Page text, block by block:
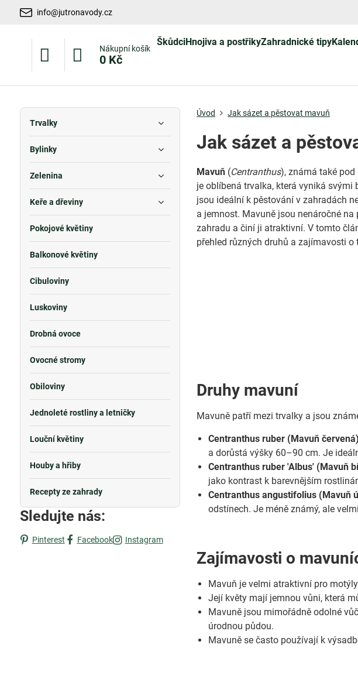
info@jutronavody.cz
Nákupní košík
0 Kč
ŠkůdciHnojiva a postřikyZahradnické tipy
Úvod Jak sázet a pěstovat mavuň
Jak sázet a
Mavuň (Centranthus), známá také pod
je oblíbená trvalka, která vyniká
jsou ideální k pěstování v zahradách
a jemnost. Mavuně jsou nenáročné
zahradu a činí ji atraktivní. V tomto
přehled různých druhů a zajímavosti o
Druhy mavuní
Mavuně patří mezi trvalky a jsou
Centranthus ruber (Mavuň červená)
a dorůstá výšky 60–90 cm. Je
Centranthus ruber 'Albus' (Mavuň
jako kontrast k barevnějším
Centranthus angustifolius (Mavuň
odstínech. Je méně známý, ale
Zajímavosti o
Mavuň je velmi atraktivní pro
Její květy mají jemnou vůni, která
Mavuně jsou mimořádně odolné
úrodnou půdou.
Mavuně se často používají k
Trvalky
Bylinky
Zelenina
Keře a dřeviny
Pokojové květiny
Balkonové květiny
Cibuloviny
Luskoviny
Drobná ovoce
Ovocné stromy
Obiloviny
Jednoleté rostliny a letničky
Louční květiny
Houby a hřiby
Recepty ze zahrady
Sledujte nás:
Pinterest Facebook Instagram